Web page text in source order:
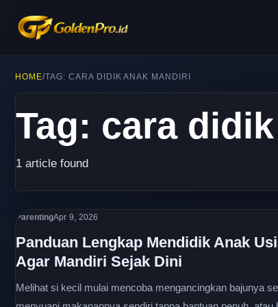
HOME/TAG: CARA DIDIK ANAK MANDIRI
Tag: cara
1 article found
ParentingApr 9, 2026
Panduan Lengkap Mendidik Anak
Agar Mandiri Sejak Dini
Melihat si kecil mulai mencoba mengancingkan bajunya